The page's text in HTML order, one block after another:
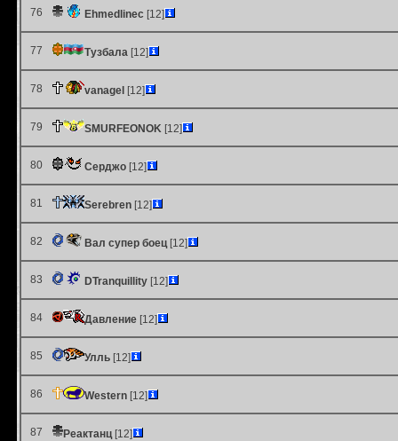
76 Ehmedlinec [12]
77 Тузбала [12]
78 vanagel [12]
79 SMURFEONOK [12]
80 Серджо [12]
81 Serebren [12]
82 Вал супер боец[12]
83 DTranquillity [12]
84 Давление [12]
85 Улль [12]
86 Western [12]
87 Реактанц[12]